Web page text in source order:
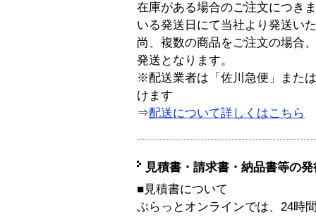
在庫がある場合のご注文につき
いる発送日にて当社より発送い
尚、複数の商品をご注文の場合
発送となります。
※配送業者は「佐川急便」また
けます
⇒配送について詳しくはこちら
見積書・請求書・納品書等の
■見積書について
ぷらっとオンラインでは、24時